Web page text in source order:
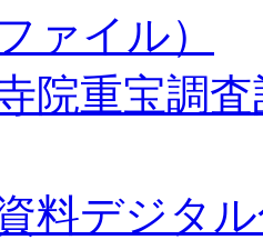
ァイル）
院重宝調
料デジタ